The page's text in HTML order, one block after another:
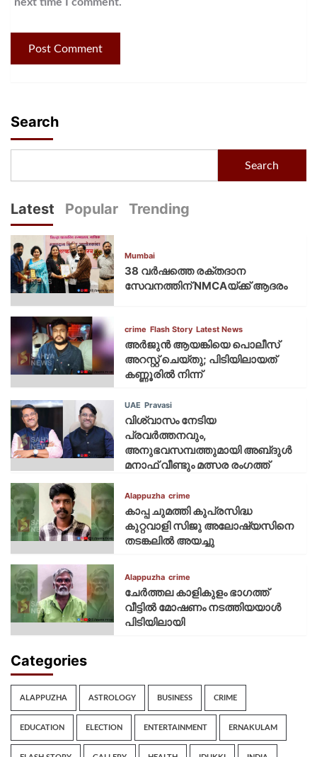
Search
Search
Latest Popular Trending
Mumbai
38 വർഷത്തെ രക്തദാന
സേവനത്തിന് NMCAയ്ക്ക് ആദരം
crime Flash Story Latest News
അർജുൻ ആയങ്കിയെ പൊലീസ്
അറസ്റ്റ് ചെയ്‌തു; പിടിയിലായത്
കണ്ണൂരിൽ നിന്ന്
UAE Pravasi
വിശ്വാസം നേടിയ
പ്രവർത്തനവും,
അനുഭവസമ്പത്തുമായി അബ്‌ദുൾ
മനാഫ് വീണ്ടും മത്സര രംഗത്ത്
Alappuzha crime
കാപ്പ ചുമത്തി കുപ്രസിദ്ധ
കുറ്റവാളി സിജു അലോഷ്യസിനെ
തടങ്കലിൽ അയച്ചു
Alappuzha crime
ചേർത്തല കാളികുളം ഭാഗത്ത്
വീട്ടിൽ മോഷണം നടത്തിയയാൾ
പിടിയിലായി
Categories
ALAPPUZHA ASTROLOGY BUSINESS CRIME
EDUCATION ELECTION ENTERTAINMENT ERNAKULAM